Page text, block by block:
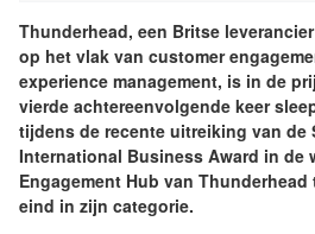
Thunderhead, een Britse
op het vlak van customer
experience management, is in de
vierde achtereenvolgende keer
tijdens de recente uitreiking van de
International Business Award in de
Engagement Hub van
eind in zijn categorie.